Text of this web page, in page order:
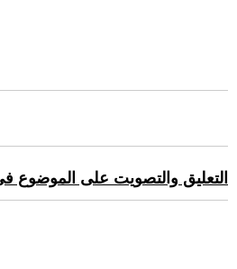
التعليق والتصويت على الموضوع